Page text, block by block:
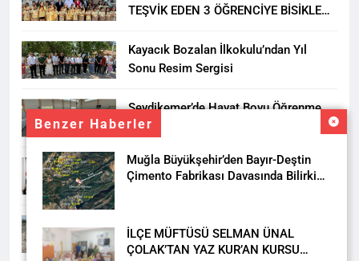
Benzer Haberler
Muğla Büyükşehir’den Bayır-Deştin
Çimento Fabrikası Davasında Bilirkişi
İLÇE MÜFTÜSÜ SELMAN ÜNAL
ÇOLAK’TAN YAZ KUR’AN KURSU
TEŞVİK EDEN 3 ÖĞRENCİYE BİSİKLET
Kayacık Bozalan İlkokulu’ndan Yıl
Sonu Resim Sergisi
Seydikemer’de Hayat Boyu Öğrenme
Haftası Kadıköy Sergisiyle Başladı
DALAMAN KENT PARK PROJESİ İÇİN
BAŞKAN DURMUŞ’A YETKİ VERİLDİ
Seydikemer’de Akçay Deresi Tepkisi
Büyüyor: “Yetkililer Vatandaşın Sesini